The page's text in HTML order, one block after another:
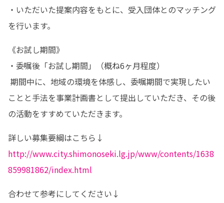
・いただいた提案内容をもとに、受入団体とのマッチング
を行います。
《お試し期間》
・委嘱後「お試し期間」（概ね6ヶ月程度）
ことと手法を事業計画書として提出していただき、その後
の活動をすすめていただきます。
http://www.city.shimonoseki.lg.jp/www/contents/1638
859981862/index.html